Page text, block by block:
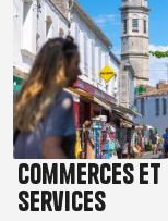
Commerces et
services